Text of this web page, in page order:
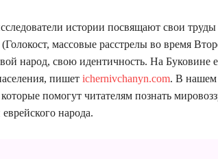
истории посвящают свои труды
(Голокост, массовые расстрелы во время
народ, свою идентичность. На Буковине
пишет ichernivchanyn.com. В нашем
помогут читателям познать
народа.